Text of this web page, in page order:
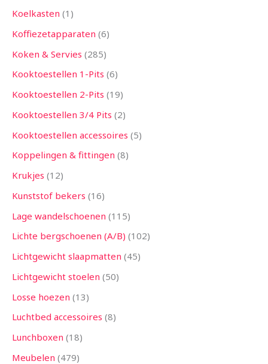
Koelkasten 1
Koffiezetapparaten 6
Koken & Servies 285
Kooktoestellen 1-Pits 6
Kooktoestellen 2-Pits 19
Kooktoestellen 3/4 Pits 2
Kooktoestellen accessoires 5
Koppelingen & fittingen 8
Krukjes 12
Kunststof bekers 16
Lage wandelschoenen 115
Lichte bergschoenen (A/B) 102
Lichtgewicht slaapmatten 45
Lichtgewicht stoelen 50
Losse hoezen 13
Luchtbed accessoires 8
Lunchboxen 18
Meubelen 479